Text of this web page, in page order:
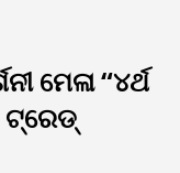
ମେଳା “୪ର୍ଥ
ଟ୍ରେଡ୍